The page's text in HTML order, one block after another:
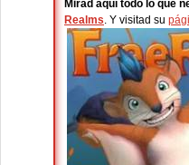
Mirad aquí todo lo que
Realms. Y visitad su